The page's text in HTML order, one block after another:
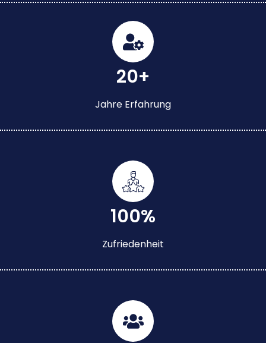
20+
Jahre Erfahrung
100%
Zufriedenheit